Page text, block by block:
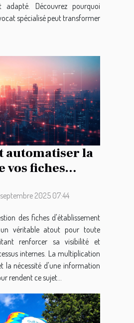
adapté. Découvrez pourquoi
spécialisé peut transformer
automatiser la
vos fiches
2025 07:44
des fiches d'établissement
véritable atout pour toute
renforcer sa visibilité et
internes. La multiplication
la nécessité d'une information
rendent ce sujet...